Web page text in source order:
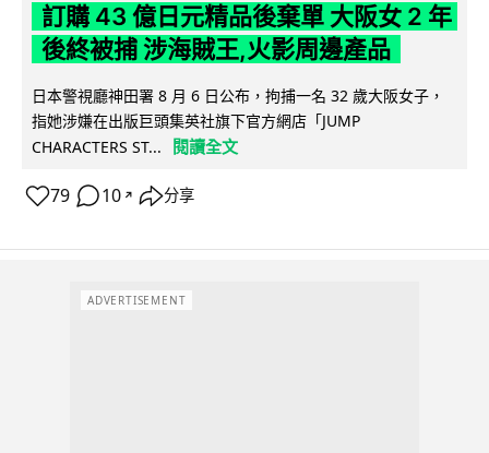
訂購 43 億日元精品後棄單 大阪女 2 年
後終被捕 涉海賊王,火影周邊產品
日本警視廳神田署 8 月 6 日公布，拘捕一名 32 歲大阪女子，
指她涉嫌在出版巨頭集英社旗下官方網店「JUMP
CHARACTERS ST...
閱讀全文
79 10 ↗ 分享
ADVERTISEMENT